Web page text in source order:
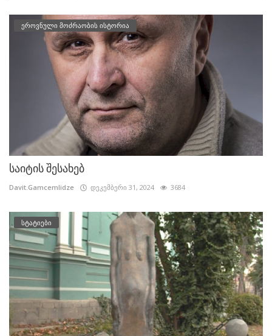
ეროვნული მოძრაობის ისტორია
საიტის შესახებ
Davit.Gamcemlidze დეკემბერი 31, 2024 3684
სტატიები